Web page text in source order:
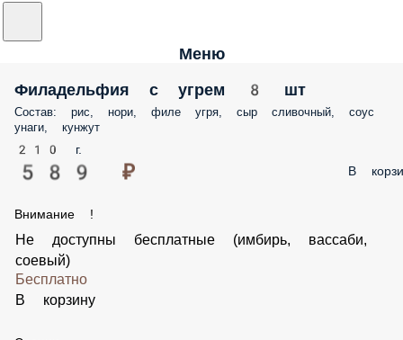
Меню
Филадельфия с угрем 8 шт
Состав: рис, нори, филе угря, сыр сливочный, соус
унаги, кунжут
210 г.
589 ₽ В
Внимание !
Не доступны бесплатные (имбирь, вассаби,
соевый)
Бесплатно
В корзину